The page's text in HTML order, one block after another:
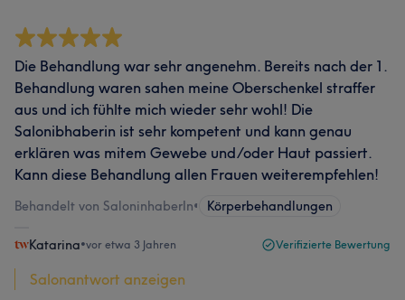
Die Behandlung war sehr angenehm. Bereits nach der 1.
Behandlung waren sahen meine Oberschenkel straffer
aus und ich fühlte mich wieder sehr wohl! Die
Salonibhaberin ist sehr kompetent und kann genau
erklären was mitem Gewebe und/oder Haut passiert.
Kann diese Behandlung allen Frauen weiterempfehlen!
Behandelt von SaloninhaberIn• Körperbehandlungen
Katarina•vor etwa 3 Jahren Verifizierte Bewertung
Salonantwort anzeigen